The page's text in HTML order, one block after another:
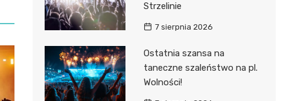
Strzelinie
7 sierpnia 2026
Ostatnia szansa na
taneczne szaleństwo na pl.
Wolności!